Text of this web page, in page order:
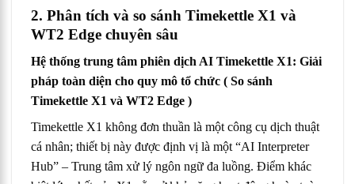
2. Phân tích và so sánh Timekettle X1 và
WT2 Edge chuyên sâu
Hệ thống trung tâm phiên dịch AI Timekettle X1: Giải
pháp toàn diện cho quy mô tổ chức ( So sánh
Timekettle X1 và WT2 Edge )
Timekettle X1 không đơn thuần là một công cụ dịch thuật
cá nhân; thiết bị này được định vị là một “AI Interpreter
Hub” – Trung tâm xử lý ngôn ngữ đa luồng. Điểm khác